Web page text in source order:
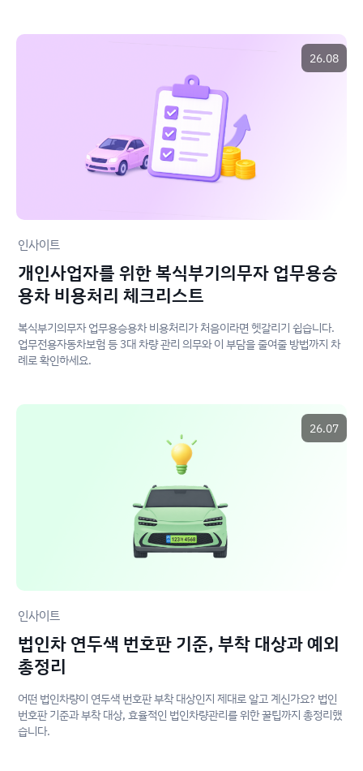
26.08
인사이트
개인사업자를 위한 복식부기의무자 업무용승
용차 비용처리 체크리스트
복식부기의무자 업무용승용차 비용처리가 처음이라면 헷갈리기 쉽습니다.
업무전용자동차보험 등 3대 차량 관리 의무와 이 부담을 줄여줄 방법까지 차
례로 확인하세요.
26.07
인사이트
법인차 연두색 번호판 기준, 부착 대상과 예외
총정리
어떤 법인차량이 연두색 번호판 부착 대상인지 제대로 알고 계신가요? 법인
번호판 기준과 부착 대상, 효율적인 법인차량관리를 위한 꿀팁까지 총정리했
습니다.